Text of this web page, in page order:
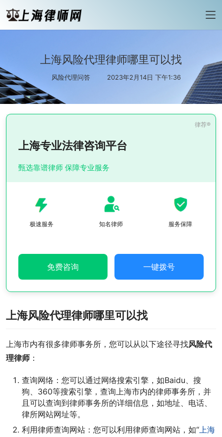
上海风险代理律师哪里可以找
风险代理问答 2023年2月14日 下午1:36
上海专业法律咨询平台
甄选靠谱律师 保障专业服务
极速服务 知名律师 服务保障
免费咨询 一键拨号
上海风险代理律师哪里可以找
上海市内有很多律师事务所，您可以从以下途径寻找风险代
理律师 ：
查询网络：您可以通过网络搜索引擎，如Baidu、搜
狗、360等搜索引擎，查询上海市内的律师事务所，并
且可以查询到律师事务所的详细信息，如地址、电话、
律所网站网址等。
利用律师查询网站：您可以利用律师查询网站，如“上海